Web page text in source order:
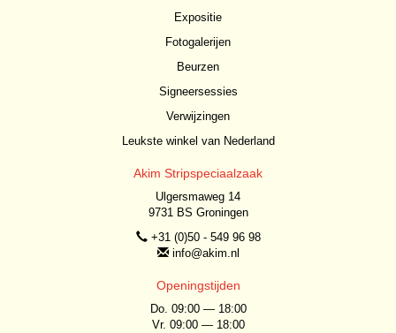
Expositie
Fotogalerijen
Beurzen
Signeersessies
Verwijzingen
Leukste winkel van Nederland
Akim Stripspeciaalzaak
Ulgersmaweg 14
9731 BS Groningen
+31 (0)50 - 549 96 98
info@akim.nl
Openingstijden
Do. 09:00 — 18:00
Vr. 09:00 — 18:00